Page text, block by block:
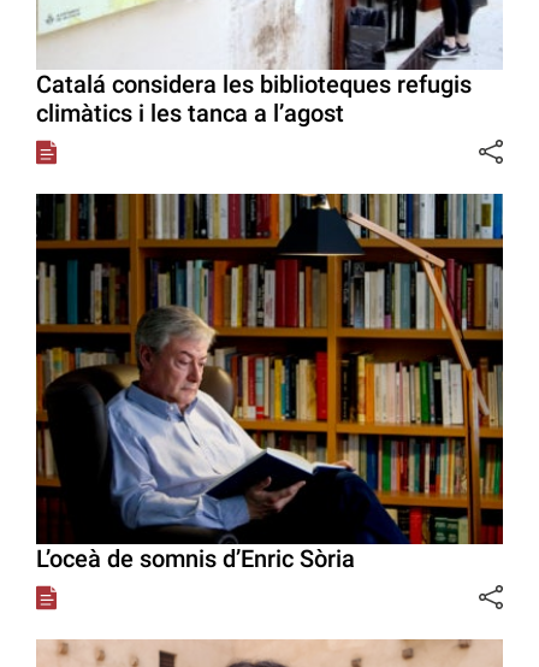
Catalá considera les biblioteques refugis
climàtics i les tanca a l’agost
L’oceà de somnis d’Enric Sòria